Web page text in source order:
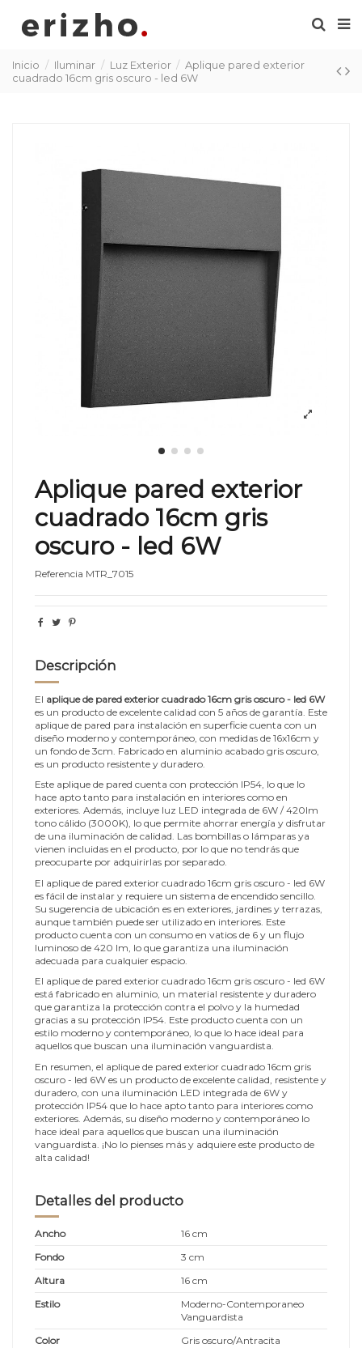
Inicio Iluminar Luz Exterior
Aplique pared exterior
cuadrado 16cm gris oscuro - led 6W
Aplique pared exterior
cuadrado 16cm gris
oscuro - led 6W
Referencia MTR_7015
Descripción
El aplique de pared exterior cuadrado 16cm gris oscuro - led 6W
es un producto de excelente calidad con 5 años de garantía. Este
aplique de pared para instalación en superficie cuenta con un
diseño moderno y contemporáneo, con medidas de 16x16cm y
un fondo de 3cm. Fabricado en aluminio acabado gris oscuro,
es un producto resistente y duradero.
Este aplique de pared cuenta con protección IP54, lo que lo
hace apto tanto para instalación en interiores como en
exteriores. Además, incluye luz LED integrada de 6W / 420lm
tono cálido (3000K), lo que permite ahorrar energía y disfrutar
de una iluminación de calidad. Las bombillas o lámparas ya
vienen incluidas en el producto, por lo que no tendrás que
preocuparte por adquirirlas por separado.
El aplique de pared exterior cuadrado 16cm gris oscuro - led 6W
es fácil de instalar y requiere un sistema de encendido sencillo.
Su sugerencia de ubicación es en exteriores, jardines y terrazas,
aunque también puede ser utilizado en interiores. Este
producto cuenta con un consumo en vatios de 6 y un flujo
luminoso de 420 lm, lo que garantiza una iluminación
adecuada para cualquier espacio.
El aplique de pared exterior cuadrado 16cm gris oscuro - led 6W
está fabricado en aluminio, un material resistente y duradero
que garantiza la protección contra el polvo y la humedad
gracias a su protección IP54. Este producto cuenta con un
estilo moderno y contemporáneo, lo que lo hace ideal para
aquellos que buscan una iluminación vanguardista.
En resumen, el aplique de pared exterior cuadrado 16cm gris
oscuro - led 6W es un producto de excelente calidad, resistente y
duradero, con una iluminación LED integrada de 6W y
protección IP54 que lo hace apto tanto para interiores como
exteriores. Además, su diseño moderno y contemporáneo lo
hace ideal para aquellos que buscan una iluminación
vanguardista. ¡No lo pienses más y adquiere este producto de
alta calidad!
Detalles del producto
Ancho
16 cm
Fondo
3 cm
Altura
16 cm
Estilo
Moderno-Contemporaneo
Vanguardista
Color
Gris oscuro/Antracita